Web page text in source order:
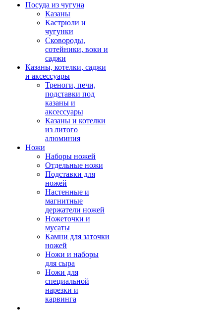
Посуда из чугуна
Казаны
Кастрюли и
чугунки
Сковороды,
сотейники, воки и
саджи
Казаны, котелки, саджи
и аксессуары
Треноги, печи,
подставки под
казаны и
аксессуары
Казаны и котелки
из литого
алюминия
Ножи
Наборы ножей
Отдельные ножи
Подставки для
ножей
Настенные и
магнитные
держатели ножей
Ножеточки и
мусаты
Камни для заточки
ножей
Ножи и наборы
для сыра
Ножи для
специальной
нарезки и
карвинга